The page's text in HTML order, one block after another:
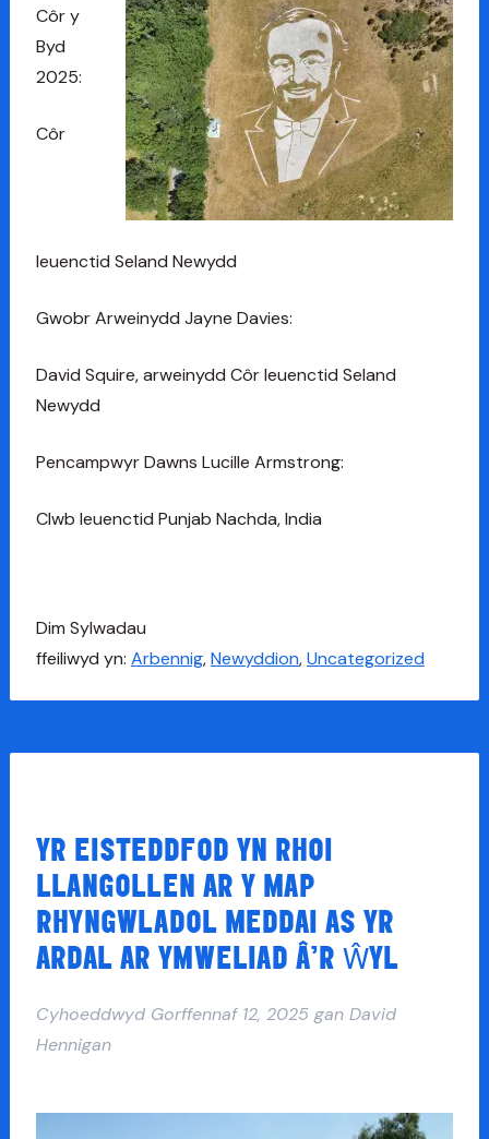
Côr y
Byd
2025:
Côr
Ieuenctid Seland Newydd
Gwobr Arweinydd Jayne Davies:
David Squire, arweinydd Côr Ieuenctid Seland
Newydd
Pencampwyr Dawns Lucille Armstrong:
Clwb Ieuenctid Punjab Nachda, India
Dim Sylwadau
ffeiliwyd yn: Arbennig,Newyddion,Uncategorized
YR EISTEDDFOD YN RHOI
LLANGOLLEN AR Y MAP
RHYNGWLADOL MEDDAI AS YR
ARDAL AR YMWELIAD Â’R ŴYL
Cyhoeddwyd Gorffennaf 12, 2025gan David
Hennigan